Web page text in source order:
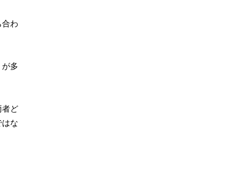
合わ
が多
者ど
はな